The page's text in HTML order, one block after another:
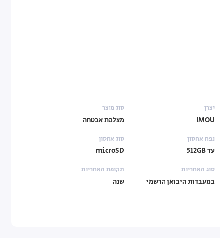
יצרן
IMOU
סוג מוצר
מצלמת אבטחה
נפח אחסון
עד 512GB
סוג אחסון
microSD
סוג האחריות
במעבדות היבואן הרשמי
תקופת האחריות
שנה